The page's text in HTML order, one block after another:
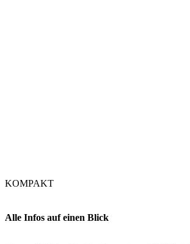
KOMPAKT
Alle Infos auf einen Blick